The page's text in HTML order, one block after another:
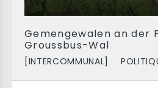
Gemengewalen an der
Groussbus-Wal
[INTERCOMMUNAL]